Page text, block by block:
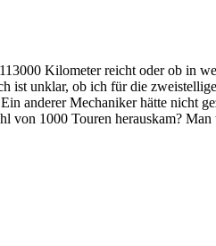
Kilometer reicht oder ob in
ist unklar, ob ich für die
anderer Mechaniker hätte nicht
von 1000 Touren herauskam?